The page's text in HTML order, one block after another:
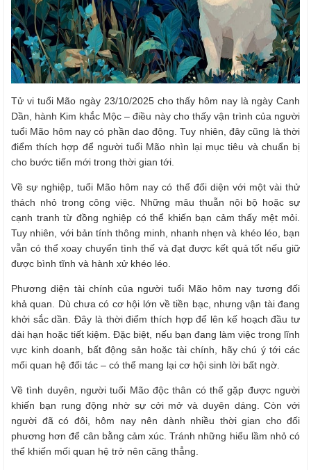
Tử vi tuổi Mão ngày 23/10/2025 cho thấy hôm nay là ngày Canh
Dần, hành Kim khắc Mộc – điều này cho thấy vận trình của người
tuổi Mão hôm nay có phần dao động. Tuy nhiên, đây cũng là thời
điểm thích hợp để người tuổi Mão nhìn lại mục tiêu và chuẩn bị
cho bước tiến mới trong thời gian tới.
Về sự nghiệp, tuổi Mão hôm nay có thể đối diện với một vài thử
thách nhỏ trong công việc. Những mâu thuẫn nội bộ hoặc sự
cạnh tranh từ đồng nghiệp có thể khiến bạn cảm thấy mệt mỏi.
Tuy nhiên, với bản tính thông minh, nhanh nhẹn và khéo léo, bạn
vẫn có thể xoay chuyển tình thế và đạt được kết quả tốt nếu giữ
được bình tĩnh và hành xử khéo léo.
Phương diện tài chính của người tuổi Mão hôm nay tương đối
khả quan. Dù chưa có cơ hội lớn về tiền bạc, nhưng vận tài đang
khởi sắc dần. Đây là thời điểm thích hợp để lên kế hoạch đầu tư
dài hạn hoặc tiết kiệm. Đặc biệt, nếu bạn đang làm việc trong lĩnh
vực kinh doanh, bất động sản hoặc tài chính, hãy chú ý tới các
mối quan hệ đối tác – có thể mang lại cơ hội sinh lời bất ngờ.
Về tình duyên, người tuổi Mão độc thân có thể gặp được người
khiến bạn rung động nhờ sự cởi mở và duyên dáng. Còn với
người đã có đôi, hôm nay nên dành nhiều thời gian cho đối
phương hơn để cân bằng cảm xúc. Tránh những hiểu lầm nhỏ có
thể khiến mối quan hệ trở nên căng thẳng.